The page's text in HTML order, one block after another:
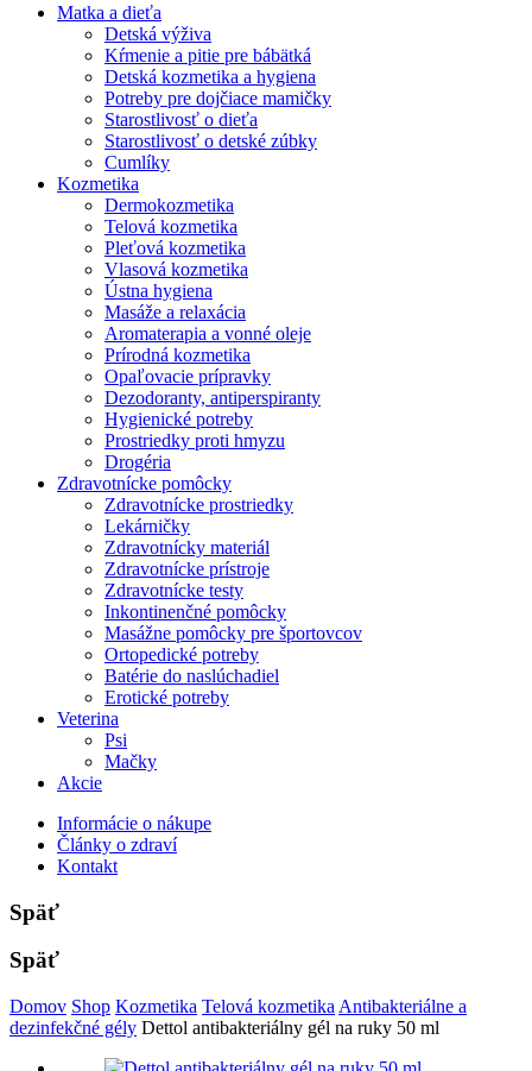
Matka a dieťa
Detská výživa
Kŕmenie a pitie pre bábätká
Detská kozmetika a hygiena
Potreby pre dojčiace mamičky
Starostlivosť o dieťa
Starostlivosť o detské zúbky
Cumlíky
Kozmetika
Dermokozmetika
Telová kozmetika
Pleťová kozmetika
Vlasová kozmetika
Ústna hygiena
Masáže a relaxácia
Aromaterapia a vonné oleje
Prírodná kozmetika
Opaľovacie prípravky
Dezodoranty, antiperspiranty
Hygienické potreby
Prostriedky proti hmyzu
Drogéria
Zdravotnícke pomôcky
Zdravotnícke prostriedky
Lekárničky
Zdravotnícky materiál
Zdravotnícke prístroje
Zdravotnícke testy
Inkontinenčné pomôcky
Masážne pomôcky pre športovcov
Ortopedické potreby
Batérie do naslúchadiel
Erotické potreby
Veterina
Psi
Mačky
Akcie
Informácie o nákupe
Články o zdraví
Kontakt
Späť
Späť
Domov Shop Kozmetika Telová kozmetika Antibakteriálne a
dezinfekčné gély Dettol antibakteriálny gél na ruky 50 ml